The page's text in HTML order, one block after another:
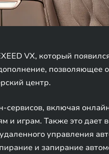
VX, который
позволяющее
центр.
сервисов, включая
и играм. Также это дает
управления
и запирание